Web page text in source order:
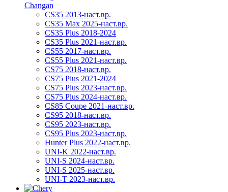
Changan
CS35 2013-наст.вр.
CS35 Max 2025-наст.вр.
CS35 Plus 2018-2024
CS35 Plus 2021-наст.вр.
CS55 2017-наст.вр.
CS55 Plus 2021-наст.вр.
CS75 2018-наст.вр.
CS75 Plus 2021-2024
CS75 Plus 2023-наст.вр.
CS75 Plus 2024-наст.вр.
CS85 Coupe 2021-наст.вр.
CS95 2018-наст.вр.
CS95 2023-наст.вр.
CS95 Plus 2023-наст.вр.
Hunter Plus 2022-наст.вр.
UNI-K 2022-наст.вр.
UNI-S 2024-наст.вр.
UNI-S 2025-наст.вр.
UNI-T 2023-наст.вр.